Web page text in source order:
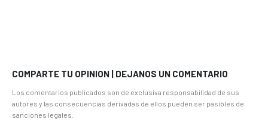
COMPARTE TU OPINION | DEJANOS UN COMENTARIO
Los comentarios publicados son de exclusiva responsabilidad de sus
autores y las consecuencias derivadas de ellos pueden ser pasibles de
sanciones legales.